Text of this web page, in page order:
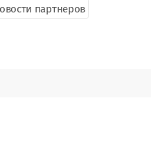
партнеров